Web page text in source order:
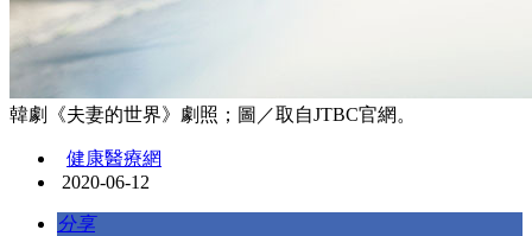
韓劇《夫妻的世界》劇照；圖／取自JTBC官網。
健康醫療網
2020-06-12
分享